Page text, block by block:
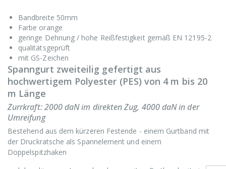
Bandbreite 50mm
Farbe orange
geringe Dehnung / hohe Reißfestigkeit gemäß EN 12195-2
qualitätsgeprüft
mit GS-Zeichen
Spanngurt zweiteilig gefertigt aus
hochwertigem Polyester (PES) von 4 m bis 20
m Länge
Zurrkraft: 2000 daN im direkten Zug, 4000 daN in der
Umreifung
Bestehend aus dem kürzeren Festende - einem Gurtband mit
der Druckratsche als Spannelement und einem
Doppelspitzhaken